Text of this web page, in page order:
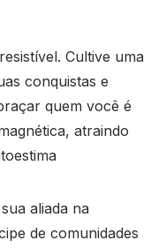
Cultive uma
conquistas e
quem você é
atraindo
aliada na
de comunidades